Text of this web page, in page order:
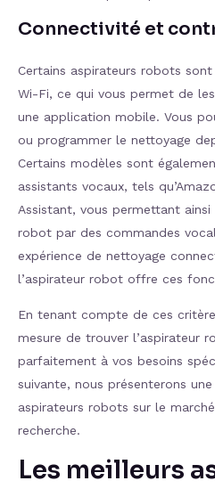
Connectivité et
Certains aspirateurs robots
Wi-Fi, ce qui vous permet de
une application mobile. Vous
ou programmer le nettoyage
Certains modèles sont
assistants vocaux, tels
Assistant, vous permettant
robot par des commandes
expérience de nettoyage
l’aspirateur robot offre ces
En tenant compte de ces
mesure de trouver l’aspirateur
parfaitement à vos besoins
suivante, nous présenterons
aspirateurs robots sur le
recherche.
Les meilleurs